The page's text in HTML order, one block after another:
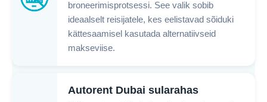
broneerimisprotsessi. See valik sobib
ideaalselt reisijatele, kes eelistavad sõiduki
kättesaamisel kasutada alternatiivseid
makseviise.
Autorent Dubai sularahas